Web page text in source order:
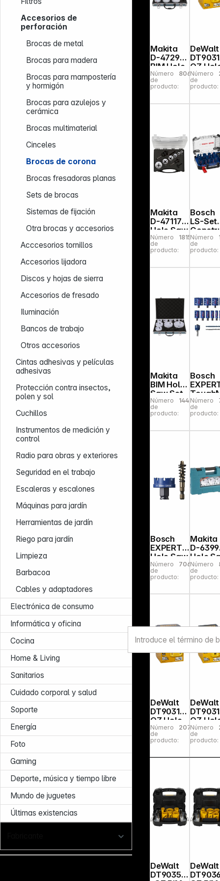
Accesorios de
perforación
Brocas de metal
Brocas para madera
Brocas para mampostería
y hormigón
Brocas para azulejos y
cerámica
Brocas multimaterial
Cinceles
Brocas de corona
Brocas fresadoras planas
Sets de brocas
Sistemas de fijación
Otra brocas y accesorios
Acccesorios tornillos
Accesorios lijadora
Discos y hojas de sierra
Accesorios de fresado
Iluminación
Bancos de trabajo
Otros accesorios
Cintas adhesivas y películas
adhesivas
Protección contra insectos,
polen y sol
Cuchillos
Instrumentos de medición y
control
Radio para obras y exteriores
Seguridad en el trabajo
Escaleras y escalones
Máquinas para jardín
Herramientas de jardín
Riego para jardín
Limpieza
Barbacoa
Cables y adaptadores
Electrónica de consumo
Informática y oficina
Cocina
Home & Living
Sanitarios
Cuidado corporal y salud
Soporte
Energía
Foto
Gaming
Deporte, música y tiempo libre
Mundo de juguetes
Últimas existencias
Makita
D-47298
BIM Hole
Saw Set
14 pieces
Número
de
producto:
806619
DeWalt
QZ Hole
Saw
40mm
Número
de
producto:
Makita
D-47117
Hole Saw
Set BiM
9pcs
Número
de
producto:
181584
Bosch
LS-Set
tMat
versall
15tl
Número
de
producto:
Makita
BIM Hole
Saw Set
13 pcs.
Número
de
producto:
144757
Bosch
terial
univ. Hole
Saw
Número
de
producto:
Bosch
EXPERT
Hole Saw
Carbide
SheetMet
al 40mm
Número
de
producto:
706190
Makita
D-
Hole
Set
16 pcs.
Número
de
producto:
DeWalt
DT90318-
QZ Hole
Saw
51mm
Número
de
producto:
207862
DeWalt
QZ Hole
Saw
38mm
Número
de
producto:
DeWalt
DT90350
DeWalt